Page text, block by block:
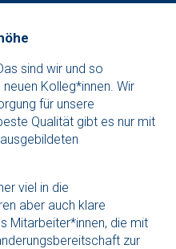
sind wir und so
Kolleg*innen. Wir
für unsere
Qualität gibt es nur mit
viel in die
aber auch klare
Mitarbeiter*innen, die mit
zur